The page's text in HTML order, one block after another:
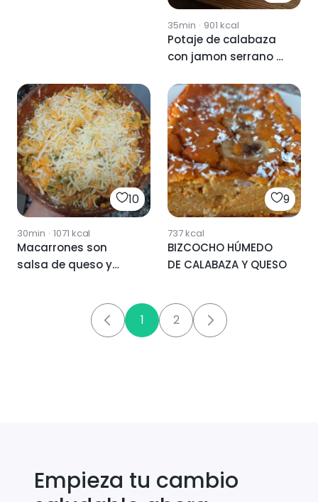
35min · 901 kcal
Potaje de calabaza
con jamon serrano y
10
30min · 1071 kcal
Macarrones son
salsa de queso y
9
737kcal
BIZCOCHO HÚMEDO
DE CALABAZA Y QUESO
1 2
Empieza tu cambio